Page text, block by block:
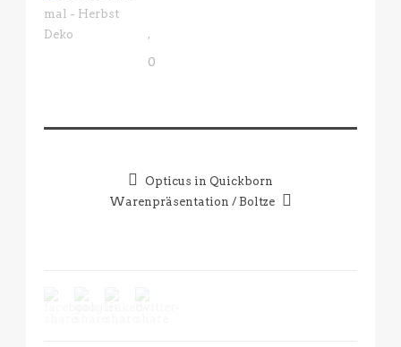
0
Opticus in Quickborn
Warenpräsentation / Boltze